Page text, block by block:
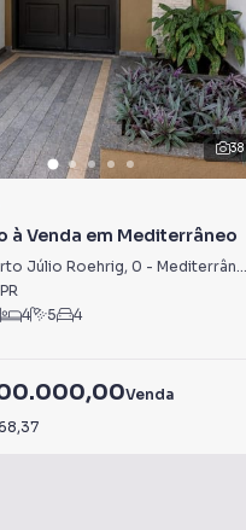
38
à Venda em Mediterrâneo
Júlio Roehrig, 0 - Mediterrâneo
PR
4 5 4
Venda